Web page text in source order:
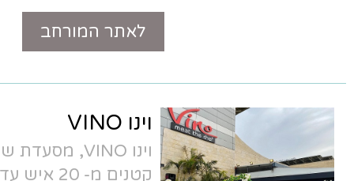
טלפון
וינו VINO
וינו VINO, מסעדת שף כשרה לאירועים
קטנים מ- 20 איש עד 200 איש. חוויה